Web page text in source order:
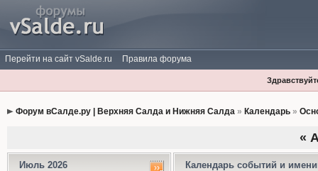
Перейти на сайт vSalde.ru Правила форума
Форум вСалде.ру | Верхняя Салда и Нижняя Салда» Календарь»
«
Июль 2026 Календарь событий и